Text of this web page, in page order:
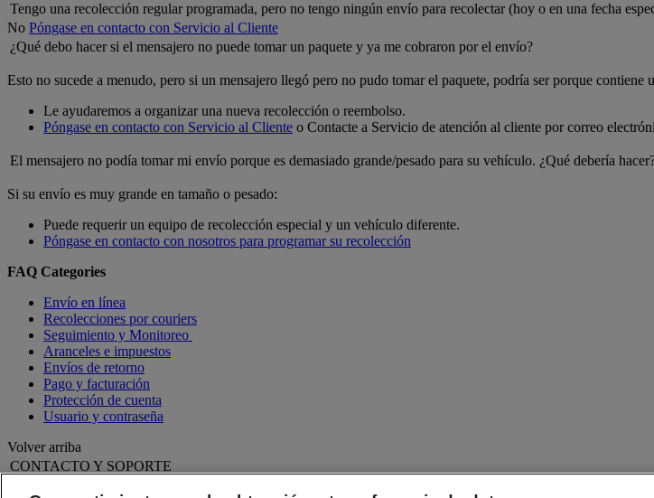
Tengo una recolección regular programada, pero no tengo ningún envío para recolectar (hoy o en una fecha
No Póngase en contacto con Servicio al Cliente
¿Qué debo hacer si el mensajero no puede tomar un paquete y ya me cobraron por el envío?
Esto no sucede a menudo, pero si un mensajero llegó pero no pudo tomar el paquete, podría ser porque
Le ayudaremos a organizar una nueva recolección o reembolso.
Póngase en contacto con Servicio al Cliente o Contacte a Servicio de atención al cliente por correo
El mensajero no podía tomar mi envío porque es demasiado grande/pesado para su vehículo. ¿Qué debería
Si su envío es muy grande en tamaño o pesado:
Puede requerir un equipo de recolección especial y un vehículo diferente.
Póngase en contacto con nosotros para programar su recolección
FAQ Categories
Envío en línea
Recolecciones por couriers
Seguimiento y Monitoreo
Aranceles e impuestos
Envíos de retorno
Pago y facturación
Protección de cuenta
Usuario y contraseña
Volver arriba
CONTACTO Y SOPORTE